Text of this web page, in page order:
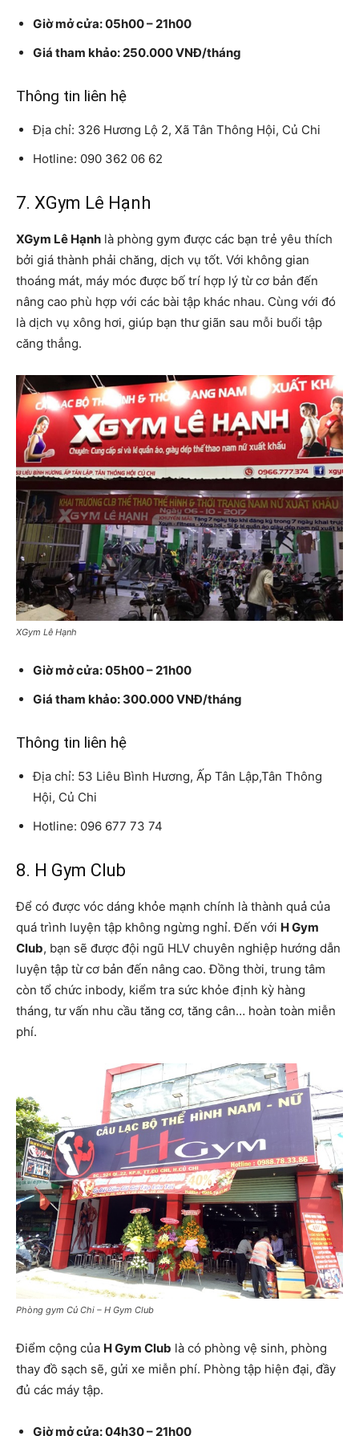
Giờ mở cửa: 05h00 – 21h00
Giá tham khảo: 250.000 VNĐ/tháng
Thông tin liên hệ
Địa chỉ: 326 Hương Lộ 2, Xã Tân Thông Hội, Củ Chi
Hotline: 090 362 06 62
7. XGym Lê Hạnh
XGym Lê Hạnh là phòng gym được các bạn trẻ yêu thích
bởi giá thành phải chăng, dịch vụ tốt. Với không gian
thoáng mát, máy móc được bố trí hợp lý từ cơ bản đến
nâng cao phù hợp với các bài tập khác nhau. Cùng với đó
là dịch vụ xông hơi, giúp bạn thư giãn sau mỗi buổi tập
căng thẳng.
XGym Lê Hạnh
Giờ mở cửa: 05h00 – 21h00
Giá tham khảo: 300.000 VNĐ/tháng
Thông tin liên hệ
Địa chỉ: 53 Liêu Bình Hương, Ấp Tân Lập,Tân Thông
Hội, Củ Chi
Hotline: 096 677 73 74
8. H Gym Club
Để có được vóc dáng khỏe mạnh chính là thành quả của
quá trình luyện tập không ngừng nghỉ. Đến với H Gym
Club, bạn sẽ được đội ngũ HLV chuyên nghiệp hướng dẫn
luyện tập từ cơ bản đến nâng cao. Đồng thời, trung tâm
còn tổ chức inbody, kiểm tra sức khỏe định kỳ hàng
tháng, tư vấn nhu cầu tăng cơ, tăng cân… hoàn toàn miễn
phí.
Phòng gym Củ Chi – H Gym Club
Điểm cộng của H Gym Club là có phòng vệ sinh, phòng
thay đồ sạch sẽ, gửi xe miễn phí. Phòng tập hiện đại, đầy
đủ các máy tập.
Giờ mở cửa: 04h30 – 21h00